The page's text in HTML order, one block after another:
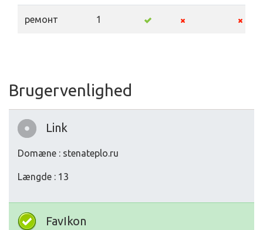
ремонт 1
Brugervenlighed
Link
Domæne : stenateplo.ru
Længde : 13
FavIkon